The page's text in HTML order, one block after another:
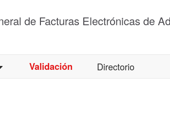
de Facturas Electrónicas de
Validación Directorio